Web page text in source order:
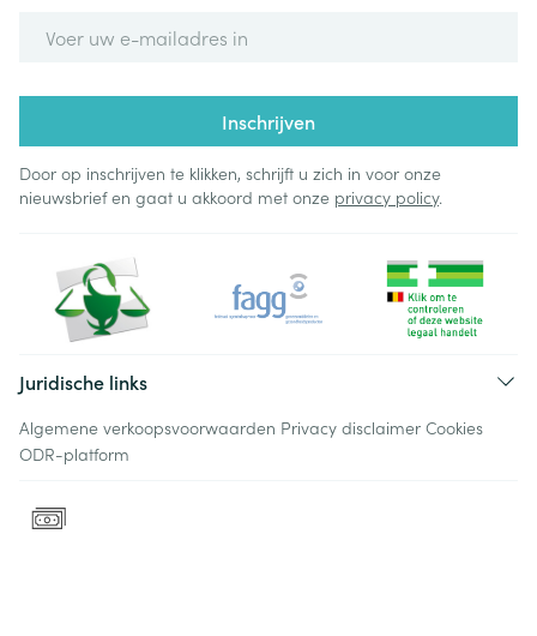
Inschrijven
Door op inschrijven te klikken, schrijft u zich in voor onze
nieuwsbrief en gaat u akkoord met onze privacy policy.
Juridische links
Algemene verkoopsvoorwaarden Privacy disclaimer Cookies
ODR-platform